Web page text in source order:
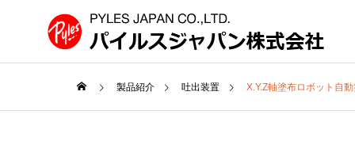
製品紹介 吐出装置 X.Y.Z軸塗布ロボット自